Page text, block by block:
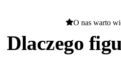
O nas warto
Dlaczego